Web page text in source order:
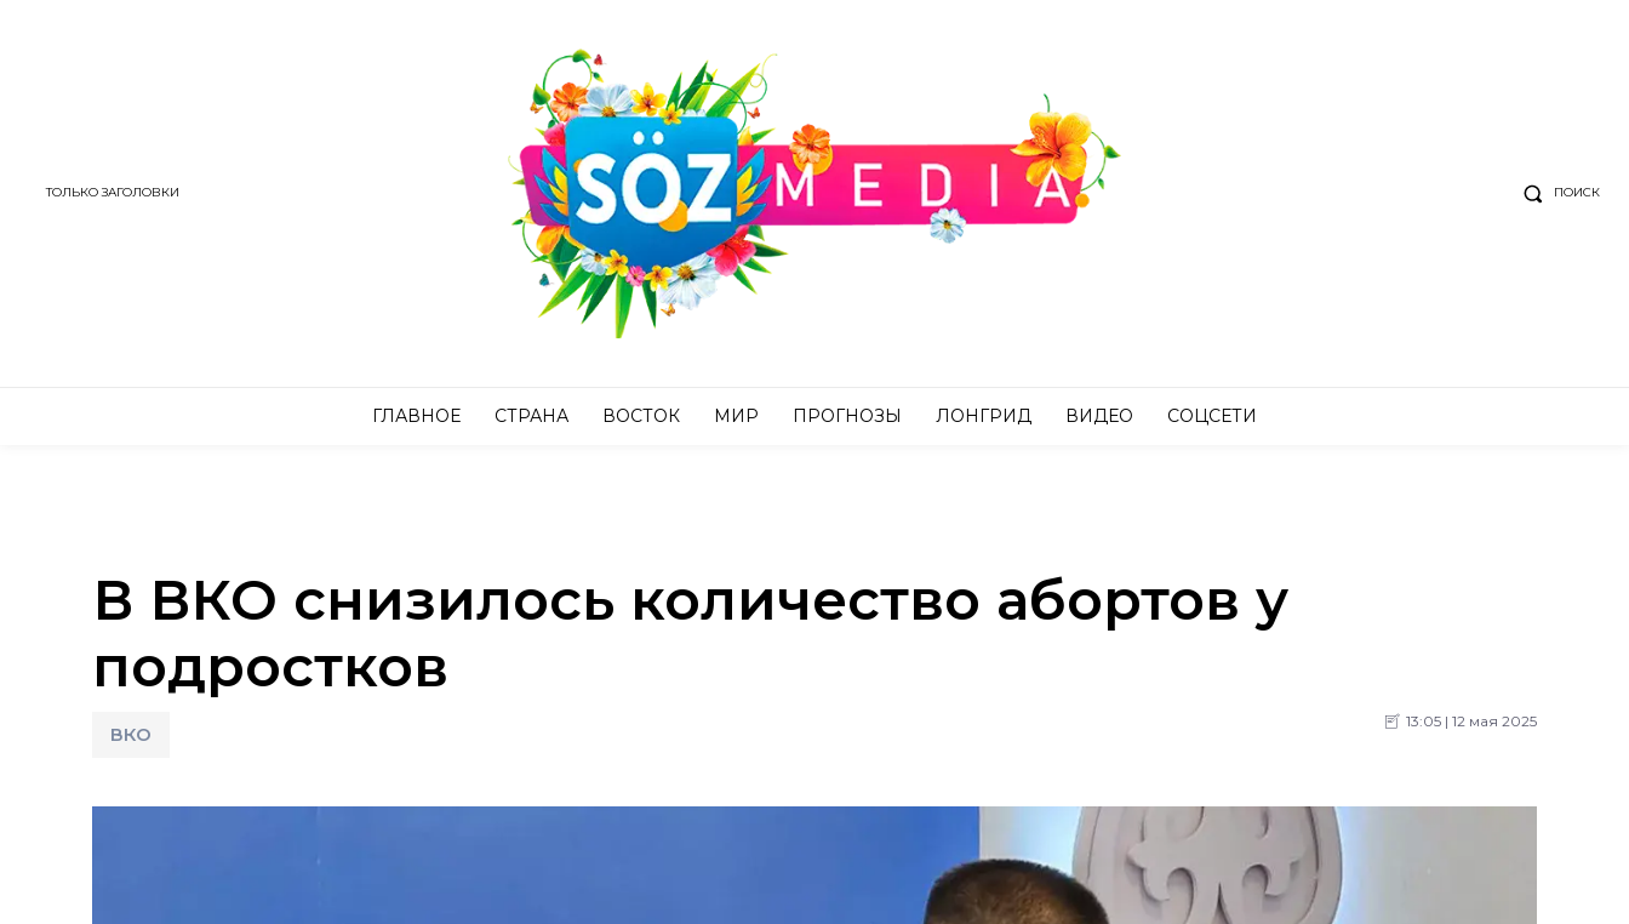
ТОЛЬКО ЗАГОЛОВКИ ПОИСК
ГЛАВНОЕ СТРАНА ВОСТОК МИР ПРОГНОЗЫ ЛОНГРИД ВИДЕО СОЦСЕТИ
В ВКО снизилось количество абортов у
подростков
ВКО
13:05 | 12 мая 2025